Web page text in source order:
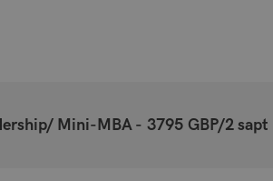
Mini-MBA - 3795 GBP/2 sapt